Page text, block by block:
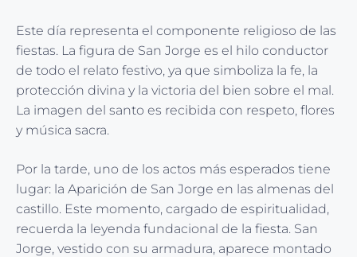
Este día representa el componente religioso de las
fiestas. La figura de San Jorge es el hilo conductor
de todo el relato festivo, ya que simboliza la fe, la
protección divina y la victoria del bien sobre el mal.
La imagen del santo es recibida con respeto, flores
y música sacra.
Por la tarde, uno de los actos más esperados tiene
lugar: la Aparición de San Jorge en las almenas del
castillo. Este momento, cargado de espiritualidad,
recuerda la leyenda fundacional de la fiesta. San
Jorge, vestido con su armadura, aparece montado